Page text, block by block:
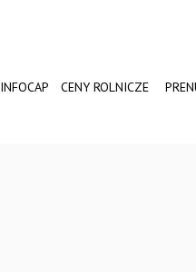
INFOCAP CENY ROLNICZE